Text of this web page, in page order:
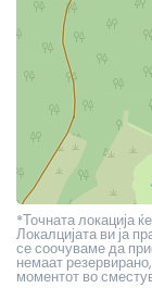
*Точната локација
Локалцијата ви ја
се соочуваме да
немаат
моментот во